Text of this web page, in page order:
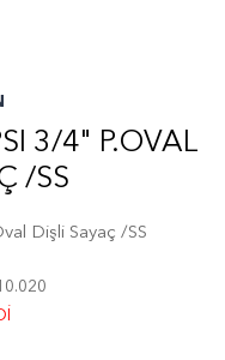
3/4" P.OVAL
/SS
Dişli Sayaç /SS